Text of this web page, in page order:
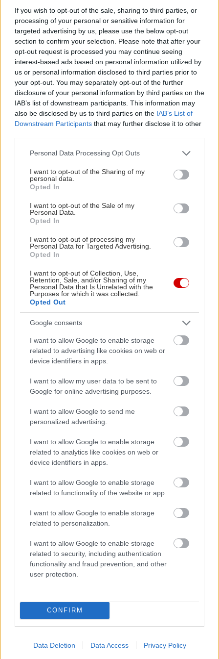
If you wish to opt-out of the sale, sharing to third parties, or
processing of your personal or sensitive information for
targeted advertising by us, please use the below opt-out
section to confirm your selection. Please note that after your
opt-out request is processed you may continue seeing
interest-based ads based on personal information utilized by
us or personal information disclosed to third parties prior to
your opt-out. You may separately opt-out of the further
disclosure of your personal information by third parties on the
IAB’s list of downstream participants. This information may
also be disclosed by us to third parties on the IAB’s List of
Downstream Participants that may further disclose it to other
Please note that this website/app uses one or more Google
not limited to your visit or usage behaviour. You may click to
grant or deny consent to Google and its third-party tags to
use your data for below specified purposes in below Google
consent section.
Personal Data Processing Opt Outs
I want to opt-out of the Sharing of my
personal data.
Opted In
I want to opt-out of the Sale of my
Personal Data.
Opted In
I want to opt-out of processing my
Personal Data for Targeted Advertising.
Opted In
I want to opt-out of Collection, Use,
Retention, Sale, and/or Sharing of my
Personal Data that Is Unrelated with the
Purposes for which it was collected.
Opted Out
Google consents
I want to allow Google to enable storage
related to advertising like cookies on web or
device identifiers in apps.
I want to allow my user data to be sent to
Google for online advertising purposes.
I want to allow Google to send me
personalized advertising.
I want to allow Google to enable storage
related to analytics like cookies on web or
device identifiers in apps.
I want to allow Google to enable storage
related to functionality of the website or app.
I want to allow Google to enable storage
related to personalization.
I want to allow Google to enable storage
related to security, including authentication
functionality and fraud prevention, and other
user protection.
CONFIRM
Data Deletion Data Access Privacy Policy
Διαθέτει επίσης ένα τεχνικό κέντρο, το οποίο
λειτουργεί ως κέντρο γνώσεων και απασχολεί
περίπου 1.000 μηχανικούς, των οποίων ο στόχος
είναι να αποτελούν την κινητήρια δύναμη πίσω
από την καινοτομία για το νούμερο ένα
βιομηχανικό επενδυτή στο R&D στην Ισπανία. Στα
πλαίσια της δέσμευσης για την προστασία του
περιβάλλοντος, αναλαμβάνει να βασίζει την κύρια
δραστηριότητα της στη βιωσιμότητα, δηλαδή τη
μείωση των εκπομπών CO2 και την ενεργειακή
απόδοση.